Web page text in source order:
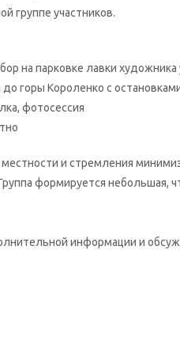
группе участников.
на парковке лавки художника
горы Короленко с
фотосессия
и стремления
формируется
информации и